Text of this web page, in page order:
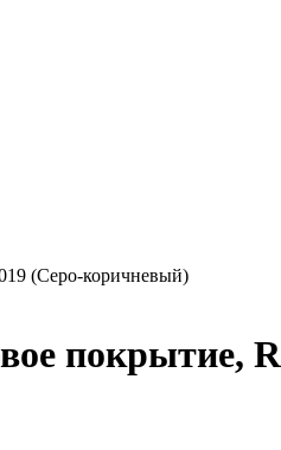
(Серо-коричневый)
покрытие,